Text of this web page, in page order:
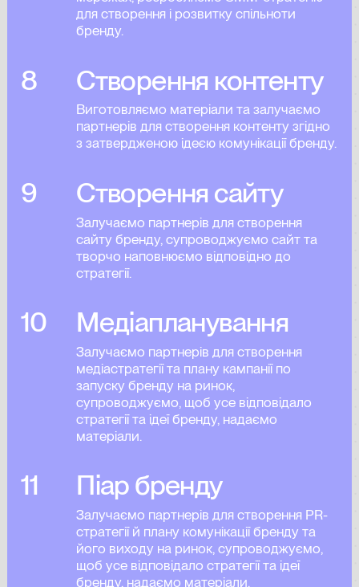
для створення і розвитку спільноти
бренду.
8 Створення контенту
Виготовляємо матеріали та залучаємо
партнерів для створення контенту згідно
з затвердженою ідеєю комунікації бренду.
9 Створення сайту
Залучаємо партнерів для створення
сайту бренду, супроводжуємо сайт та
творчо наповнюємо відповідно до
стратегії.
10 Медіапланування
Залучаємо партнерів для створення
медіастратегії та плану кампанії по
запуску бренду на ринок,
супроводжуємо, щоб усе відповідало
стратегії та ідеї бренду, надаємо
матеріали.
11 Піар бренду
Залучаємо партнерів для створення PR-
стратегії й плану комунікації бренду та
його виходу на ринок, супроводжуємо,
щоб усе відповідало стратегії та ідеї
бренду, надаємо матеріали.